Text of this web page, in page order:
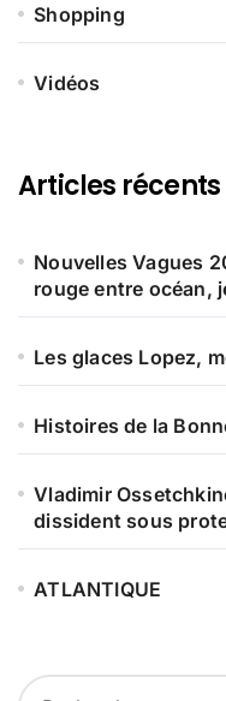
Shopping
Vidéos
Articles récents
Nouvelles Vagues
rouge entre océan,
Les glaces Lopez,
Histoires de la
Vladimir
dissident sous
ATLANTIQUE
R